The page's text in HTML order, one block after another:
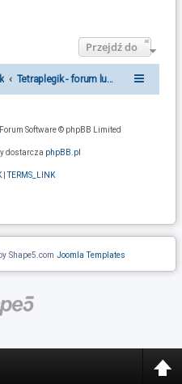
Przejdź do
Tetraplegik - forum ludzi po urazie
Software © phpBB Limited
dostarcza phpBB.pl
|TERMS_LINK
Shape5.com Joomla Templates